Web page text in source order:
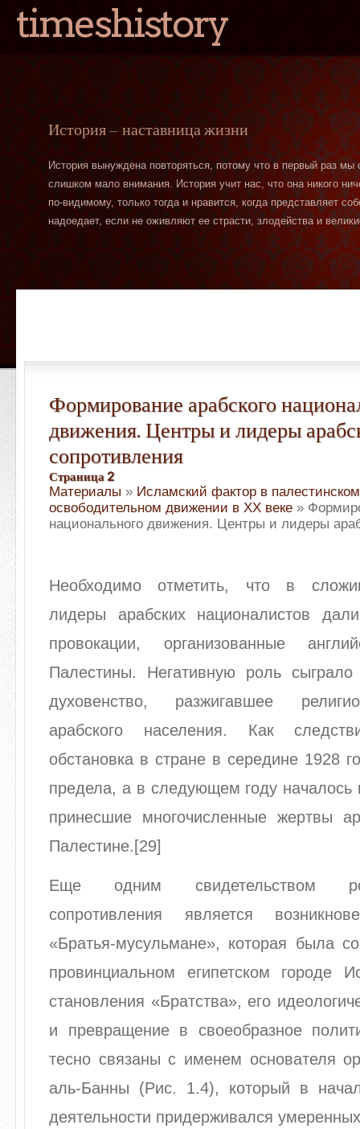
timeshistory
История — наставница жизни
История вынуждена повторяться, потому что в первый раз
слишком мало внимания. История учит нас, что она никого
по-видимому, только тогда и нравится, когда представляет
надоедает, если не оживляют ее страсти, злодейства и
Формирование арабского
движения. Центры и лидеры
сопротивления
Страница 2
Материалы » Исламский фактор в
освободительном движении в XX веке »
национального движения. Центры и лидеры
Необходимо отметить, что в
лидеры арабских националистов
провокации, организованные
Палестины. Негативную роль
духовенство, разжигавшее
арабского населения. Как
обстановка в стране в середине 1928
предела, а в следующем году началось
принесшие многочисленные жертвы
Палестине.[29]
Еще одним свидетельством
сопротивления является
«Братья-мусульмане», которая была
провинциальном египетском городе
становления «Братства», его
и превращение в своеобразное
тесно связаны с именем основателя
аль-Банны (Рис. 1.4), который в
деятельности придерживался